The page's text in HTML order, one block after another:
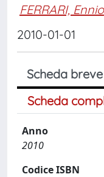
FERRARI, Ennio
2010-01-01
Scheda breve
Scheda
Anno
2010
Codice ISBN